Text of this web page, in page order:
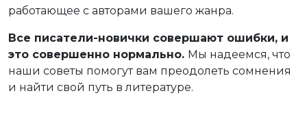
работающее с авторами вашего жанра.
Все писатели-новички совершают ошибки, и
это совершенно нормально. Мы надеемся, что
наши советы помогут вам преодолеть сомнения
и найти свой путь в литературе.